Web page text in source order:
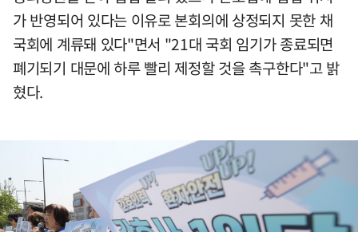
가 반영되어 있다는 이유로 본회의에 상정되지 못한 채
국회에 계류돼 있다"면서 "21대 국회 임기가 종료되면
폐기되기 대문에 하루 빨리 제정할 것을 촉구한다"고 밝
혔다.